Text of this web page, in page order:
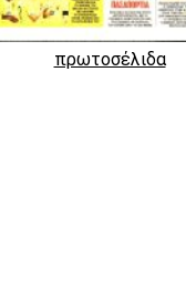
πρωτοσέλιδα